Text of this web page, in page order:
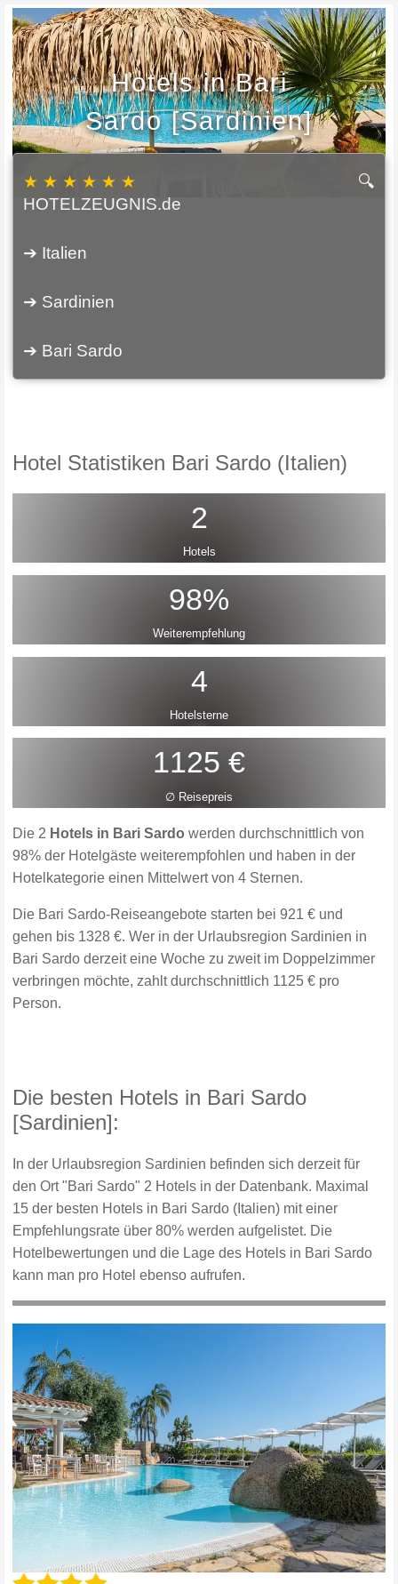
Hotels in Bari
Sardo [Sardinien]
🔍
★ ★ ★ ★ ★ ★
HOTELZEUGNIS.de
➔ Italien
➔ Sardinien
➔ Bari Sardo
Hotel Statistiken Bari Sardo (Italien)
2
Hotels
98%
Weiterempfehlung
4
Hotelsterne
1125 €
∅ Reisepreis
Die 2 Hotels in Bari Sardo werden durchschnittlich von
98% der Hotelgäste weiterempfohlen und haben in der
Hotelkategorie einen Mittelwert von 4 Sternen.
Die Bari Sardo-Reiseangebote starten bei 921 € und
gehen bis 1328 €. Wer in der Urlaubsregion Sardinien in
Bari Sardo derzeit eine Woche zu zweit im Doppelzimmer
verbringen möchte, zahlt durchschnittlich 1125 € pro
Person.
Die besten Hotels in Bari Sardo
[Sardinien]:
In der Urlaubsregion Sardinien befinden sich derzeit für
den Ort "Bari Sardo" 2 Hotels in der Datenbank. Maximal
15 der besten Hotels in Bari Sardo (Italien) mit einer
Empfehlungsrate über 80% werden aufgelistet. Die
Hotelbewertungen und die Lage des Hotels in Bari Sardo
kann man pro Hotel ebenso aufrufen.